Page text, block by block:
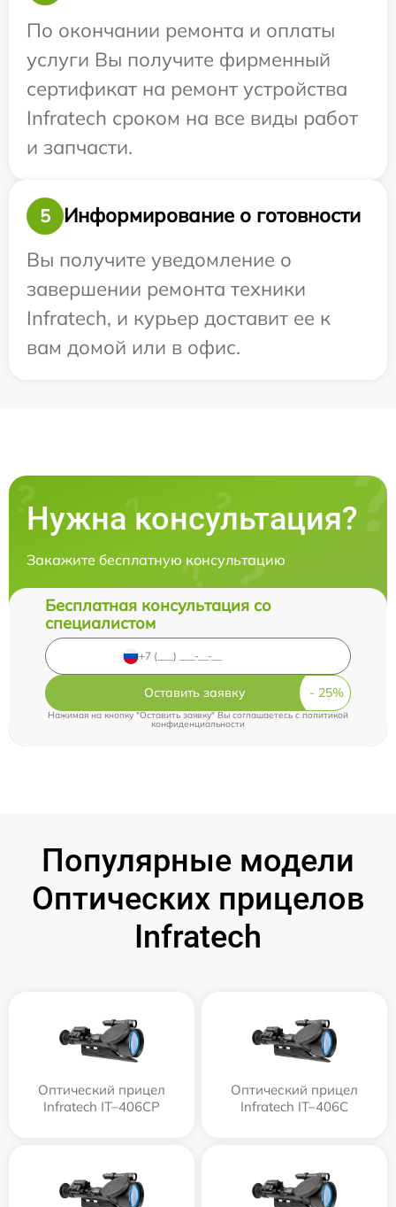
По окончании ремонта и оплаты
услуги Вы получите фирменный
сертификат на ремонт устройства
Infratech сроком на все виды работ
и запчасти.
5
Информирование о готовности
Вы получите уведомление о
завершении ремонта техники
Infratech, и курьер доставит ее к
вам домой или в офис.
Нужна консультация?
Закажите бесплатную консультацию
Бесплатная консультация со
специалистом
Оставить заявку
Нажимая на кнопку "Оставить заявку" Вы соглашаетесь cполитикой
конфиденциальности
Популярные модели
Оптических прицелов
Infratech
Оптический прицел
Infratech IT–406СP
Оптический прицел
Infratech IT–406С